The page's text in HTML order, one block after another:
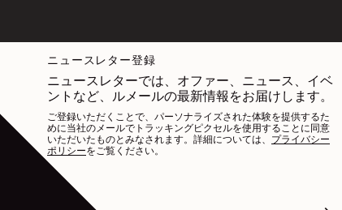
ニュースレター登録
ニュースレターでは、オファー、ニュース、イベ
ントなど、ルメールの最新情報をお届けします。
ご登録いただくことで、パーソナライズされた体験を提供するた
めに当社のメールでトラッキングピクセルを使用することに同意
いただいたものとみなされます。詳細については、 プライバシー
ポリシーをご覧ください。